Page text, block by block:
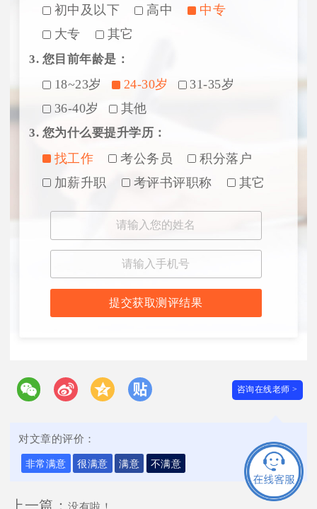
初中及以下 高中
中专
大专
其它
3. 您目前年龄是：
18~23岁 24-30岁
31-35岁
36-40岁
其他
3. 您为什么要提升学历：
找工作 考公务员
积分落户
加薪升职
考评书评职称 其它
提交获取测评结果
咨询在线老师 >
对文章的评价：
非常满意 很满意 满意 不满意
上一篇：